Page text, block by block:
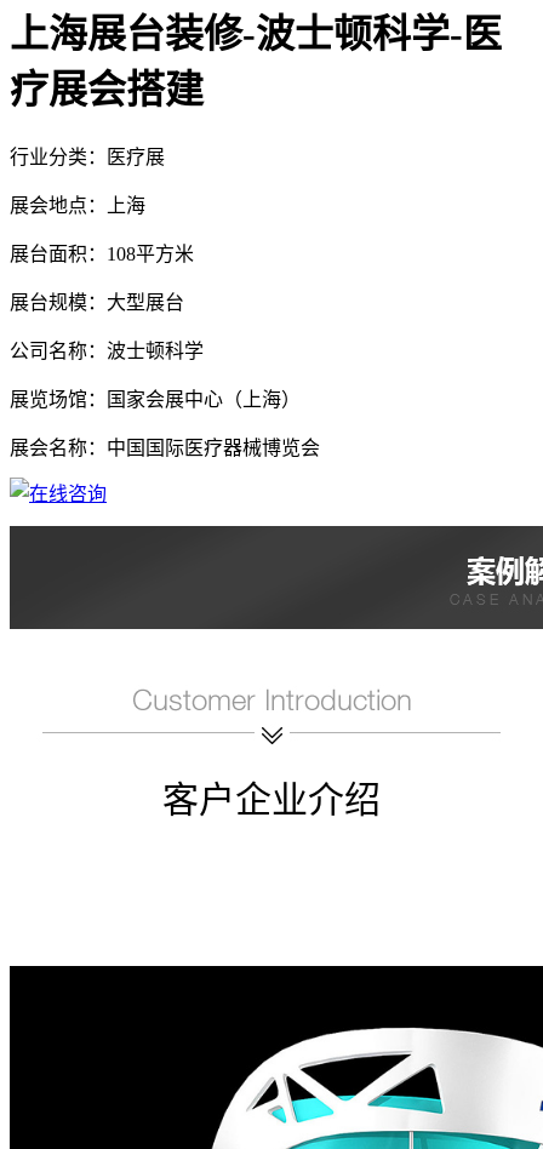
上海展台装修-波士顿科学-医
疗展会搭建
行业分类：医疗展
展会地点：上海
展台面积：108平方米
展台规模：大型展台
公司名称：波士顿科学
展览场馆：国家会展中心（上海）
展会名称：中国国际医疗器械博览会
客户企业介绍